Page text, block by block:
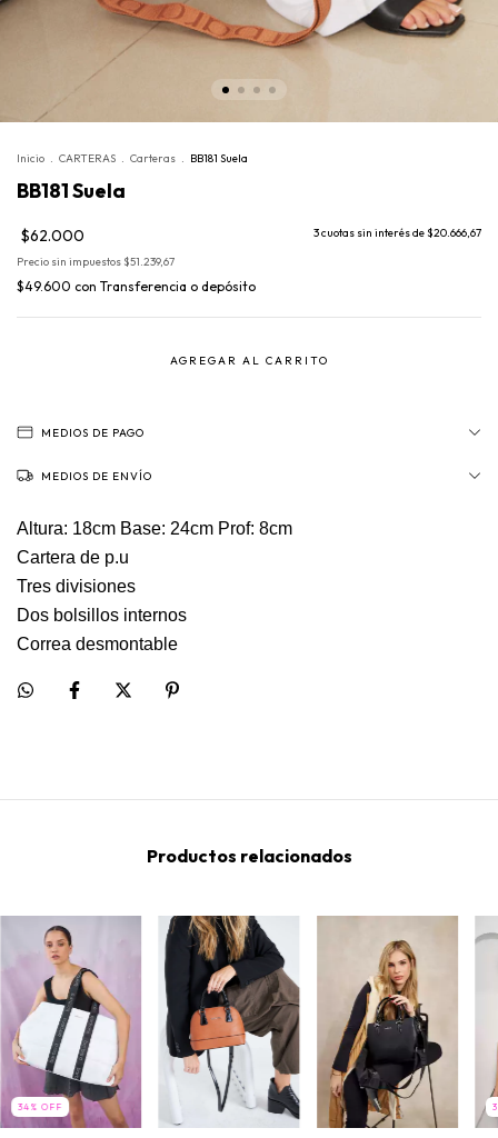
Inicio . CARTERAS . Carteras . BB181 Suela
BB181 Suela
$62.000 3cuotas sin interés de$20.666,67
Precio sin impuestos $51.239,67
$49.600 con Transferencia o depósito
MEDIOS DE PAGO
MEDIOS DE ENVÍO
Altura: 18cm Base: 24cm Prof: 8cm
Cartera de p.u
Tres divisiones
Dos bolsillos internos
Correa desmontable
Productos relacionados
34 % OFF